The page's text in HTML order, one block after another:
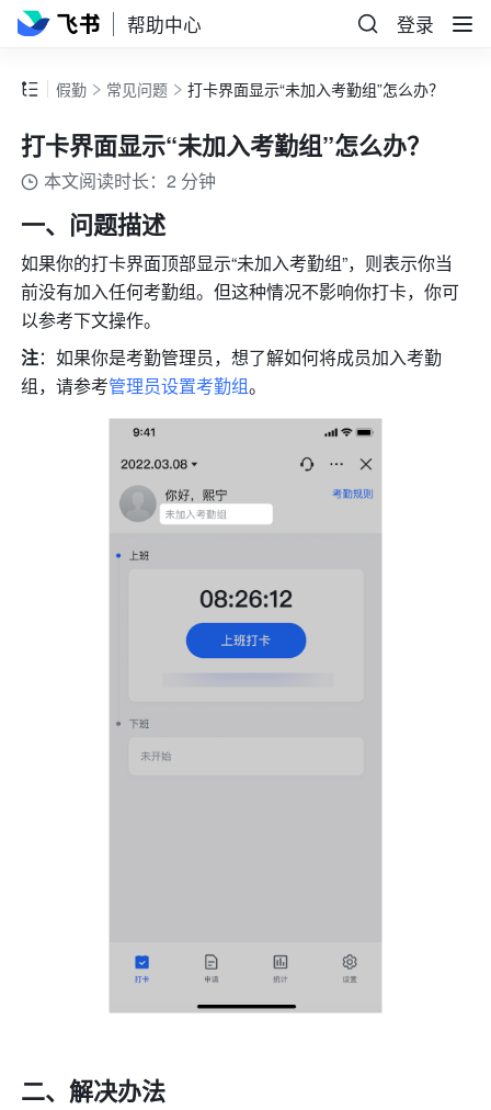
帮助中心 登录
假勤 常见问题 打卡界面显示“未加入考勤组”怎么办？
打卡界面显示“未加入考勤组”怎么办？
本文阅读时长：2 分钟
一、问题描述
如果你的打卡界面顶部显示“未加入考勤组”，则表示你当
前没有加入任何考勤组。但这种情况不影响你打卡，你可
以参考下文操作。
注：如果你是考勤管理员，想了解如何将成员加入考勤
组，请参考管理员设置考勤组。
二、解决办法